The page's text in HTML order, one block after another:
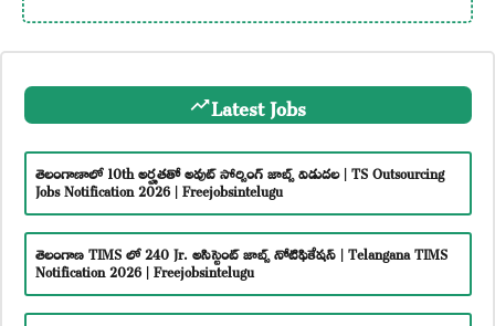
Latest Jobs
తెలంగాణాలో 10th అర్హతతో అవుట్ సోర్సింగ్ జాబ్స్ విడుదల | TS Outsourcing
Jobs Notification 2026 | Freejobsintelugu
తెలంగాణ TIMS లో 240 Jr. అసిస్టెంట్ జాబ్స్ నోటిఫికేషన్ | Telangana TIMS
Notification 2026 | Freejobsintelugu